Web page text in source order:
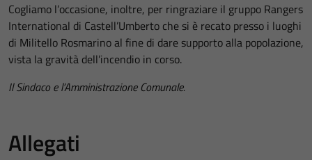
Cogliamo l’occasione, inoltre, per ringraziare il gruppo Rangers
International di Castell’Umberto che si è recato presso i luoghi
di Militello Rosmarino al fine di dare supporto alla popolazione,
vista la gravità dell’incendio in corso.
Il Sindaco e l’Amministrazione Comunale.
Allegati